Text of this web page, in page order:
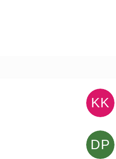
5 hvězdiček. KK
5 hvězdiček. DP